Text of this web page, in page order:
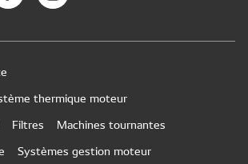
thermique moteur
Filtres
Machines tournantes
Systèmes gestion moteur